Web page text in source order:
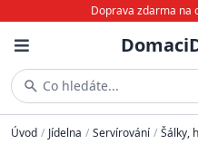
Doprava zdarma na
Co hledáte...
Úvod / Jídelna / Servírování / Šálky,